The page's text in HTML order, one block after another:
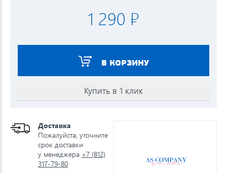
1 290 ₽
В КОРЗИНУ
Купить в 1 клик
Доставка
Пожалуйста, уточните
срок доставки
у менеджера +7 (812)
317-79-80